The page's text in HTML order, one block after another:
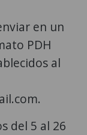
en un
PDH
al
del 5 al 26